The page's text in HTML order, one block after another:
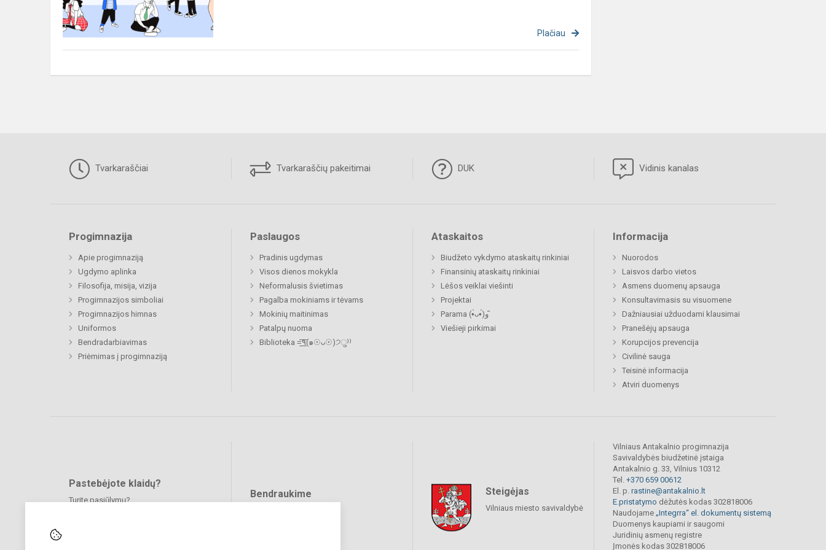
o)
ir
klasės
vadovo
Plačiau
Tvarkaraščiai Tvarkaraščių pakeitimai DUK Vidinis kanalas
Progimnazija
Apie progimnaziją
Ugdymo aplinka
Filosofija, misija, vizija
Progimnazijos simboliai
Progimnazijos himnas
Uniformos
Bendradarbiavimas
Priėmimas į progimnaziją
Paslaugos
Pradinis ugdymas
Visos dienos mokykla
Neformalusis švietimas
Pagalba mokiniams ir tėvams
Mokinių maitinimas
Patalpų nuoma
Biblioteka =͟͟͞͞٩(๑☉ᴗ☉)੭ु⁾⁾
Ataskaitos
Biudžeto vykdymo ataskaitų rinkiniai
Finansinių ataskaitų rinkiniai
Lėšos veiklai viešinti
Projektai
Parama (•̀ᴗ•́)و ̑̑
Viešieji pirkimai
Informacija
Nuorodos
Laisvos darbo vietos
Asmens duomenų apsauga
Konsultavimasis su visuomene
Dažniausiai užduodami klausimai
Pranešėjų apsauga
Korupcijos prevencija
Civilinė sauga
Teisinė informacija
Atviri duomenys
Pastebėjote klaidų?
Turite pasiūlymų?
Bendraukime Steigėjas
Vilniaus miesto savivaldybė
Vilniaus Antakalnio progimnazija
Savivaldybės biudžetinė įstaiga
Antakalnio g. 33, Vilnius 10312
Tel. +370 659 00612
El. p. rastine@antakalnio.lt
E.pristatymo dėžutės kodas 302818006
Naudojame „Integrra“ el. dokumentų sistemą
Duomenys kaupiami ir saugomi
Juridinių asmenų registre
Įmonės kodas 302818006